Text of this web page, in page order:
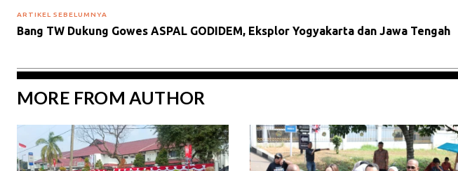
ARTIKEL SEBELUMNYA
Bang TW Dukung Gowes ASPAL GODIDEM, Eksplor Yogyakarta dan Jawa Tengah
MORE FROM AUTHOR